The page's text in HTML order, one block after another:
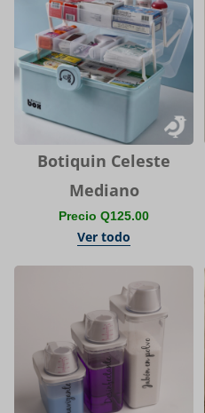
Botiquin Celeste
Mediano
Precio Q125.00
Ver todo